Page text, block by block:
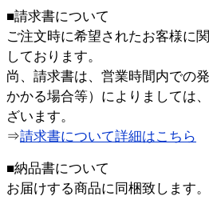
■請求書について
ご注文時に希望されたお客様に
しております。
尚、請求書は、営業時間内での
かかる場合等）によりましては
ざいます。
⇒請求書について詳細はこちら
■納品書について
お届けする商品に同梱致します。